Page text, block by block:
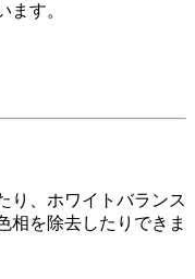
ます。
り、ホワイトバランス
相を除去したりできま